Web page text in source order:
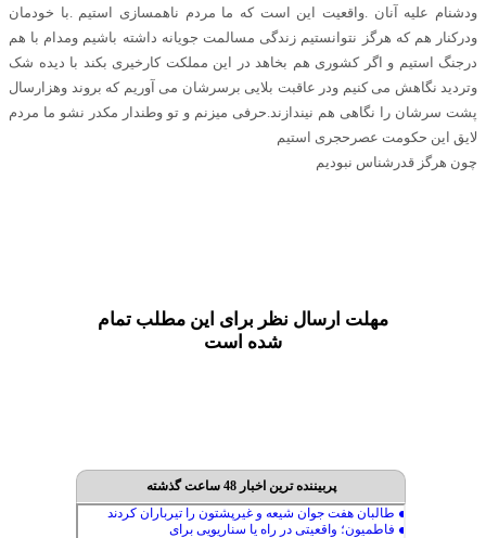
ودشنام علیه آنان .واقعیت این است که ما مردم ناهمسازی استیم .با خودمان
ودرکنار هم که هرگز نتوانستیم زندگی مسالمت جویانه داشته باشیم ومدام با هم
درجنگ استیم و اگر کشوری هم بخاهد در این مملکت کارخیری بکند با دیده شک
وتردید نگاهش می کنیم ودر عاقبت بلایی برسرشان می آوریم که بروند وهزارسال
پشت سرشان را نگاهی هم نیندازند.حرفی میزنم و تو وطندار مکدر نشو ما مردم
لایق این حکومت عصرحجری استیم
چون هرگز قدرشناس نبودیم
مهلت ارسال نظر برای این مطلب تمام
شده است
پربیننده ترین اخبار 48 ساعت گذشته